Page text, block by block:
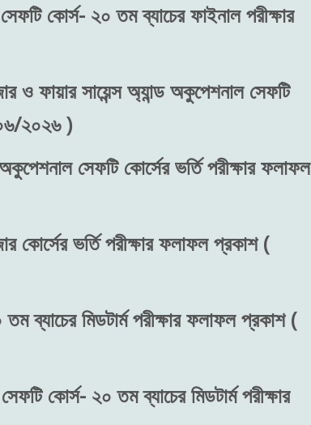
কোর্স- ২০ তম ব্যাচের ফাইনাল পরীক্ষার
ও ফায়ার সায়েন্স অ্যান্ড অকুপেশনাল সেফটি
২০২৬ )
সেফটি কোর্সের ভর্তি পরীক্ষার ফলাফল
কোর্সের ভর্তি পরীক্ষার ফলাফল প্রকাশ (
ব্যাচের মিডটার্ম পরীক্ষার ফলাফল প্রকাশ (
কোর্স- ২০ তম ব্যাচের মিডটার্ম পরীক্ষার